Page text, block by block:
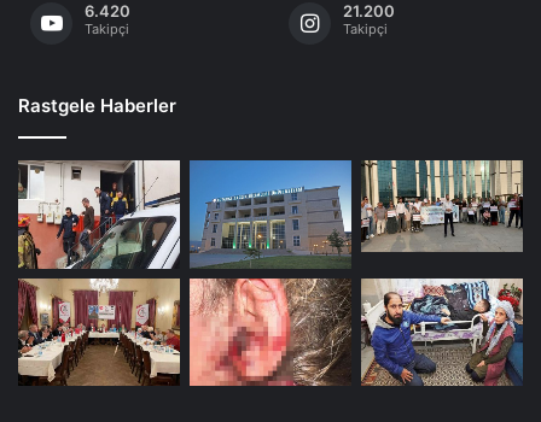
6.420
Takipçi
21.200
Takipçi
Rastgele Haberler